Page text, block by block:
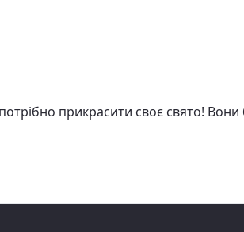
прикрасити своє свято!